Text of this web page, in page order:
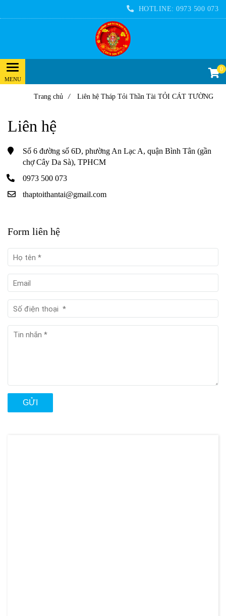
HOTLINE: 0973 500 073
0
Trang chủ / Liên hệ Tháp Tỏi Thần Tài TỎI CÁT TƯỜNG
Liên hệ
Số 6 đường số 6D, phường An Lạc A, quận Bình Tân (gần
chợ Cây Da Sà), TPHCM
0973 500 073
thaptoithantai@gmail.com
Form liên hệ
GỬI